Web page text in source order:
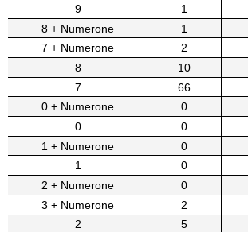
9
1
8 + Numerone
1
7 + Numerone
2
8
10
7
66
0 + Numerone
0
0
0
1 + Numerone
0
1
0
2 + Numerone
0
3 + Numerone
2
2
5